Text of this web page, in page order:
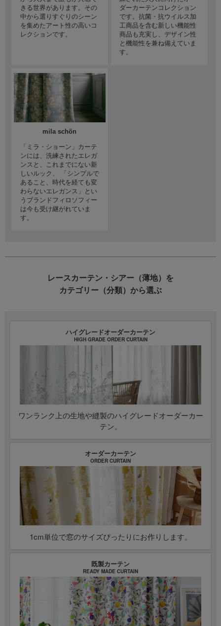
きる世界があります。その
中から選りすぐりのシーン
を集めたアート性の高いコ
レクションです。
ダーカーテンコレクション
です。抗菌・抗ウイルス加
工商品を含む新しい機能性
商品も充実し、デザイン性
と機能性を兼ね備えていま
す。
mila schön
「ミラ・ショーン」カーテ
ンには、洗練されたエレガ
ンスと、これまでにない新
しいルック、 「シンプルで
あること、時代を経ても変
わらないエレガンス」とい
うブランドフィロソフィー
は今も受け継がれていま
す。
レースカーテン・シアー（薄地）を
カテゴリー（分類）から選ぶ
ハイグレードオーダーカーテン
HIGH GRADE ORDER CURTAIN
ワンランク上の生地や縫製のハイグレードオーダーカー
テン。
オーダーカーテン
ORDER CURTAIN
1cm単位で窓のサイズぴったりにお作りします。
既製カーテン
READY MADE CURTAIN